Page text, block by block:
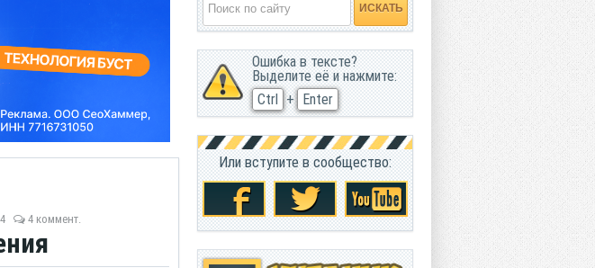
4 коммент.
Ошибка в тексте?
Выделите её и нажмите:
Ctrl
+ Enter
Или вступите в сообщество: